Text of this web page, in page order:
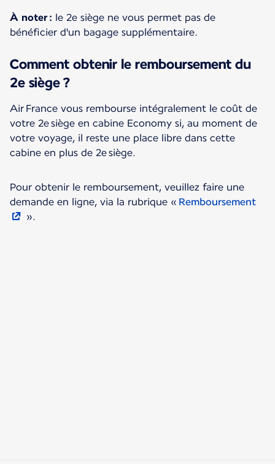
À noter : le 2e siège ne vous permet pas de
bénéficier d'un bagage supplémentaire.
Comment obtenir le remboursement du
2e siège ?
Air France vous rembourse intégralement le coût de
votre 2e siège en cabine Economy si, au moment de
votre voyage, il reste une place libre dans cette
cabine en plus de 2e siège.
Pour obtenir le remboursement, veuillez faire une
demande en ligne, via la rubrique « Remboursement
».